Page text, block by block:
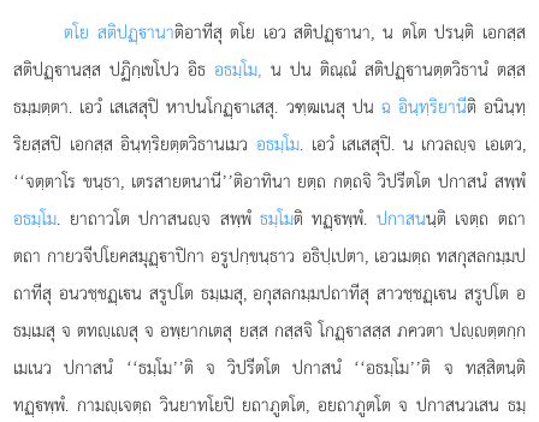
ตโย สติปฏฺานาติอาทีสุ ตโย เอว สติปฏฺานา, น ตโต ปรนฺติ เอกสฺส
สติปฏฺานสฺสปฏิกฺเขโปว อิธอธมฺโม, น ปน ติณฺณํ สติปฏฺานตฺตวิธานํ ตสฺส
ธมฺมตฺตา. เอวํ เสเสสุปิ หาปนโกฏฺาเสสุ. วฑฺฒเนสุ ปน ฉ อินฺทฺริยานีติ อนินฺทฺ
ริยสฺสปิ เอกสฺส อินฺทฺริยตฺตวิธานเมว อธมฺโม. เอวํ เสเสสุปิ. น เกวลฺจ เอเตว,
‘‘จตฺตาโร ขนฺธา, เตรสายตนานี’’ติอาทินา ยตฺถ กตฺถจิ วิปรีตโต ปกาสนํ สพฺพํ
อธมฺโม. ยาถาวโต ปกาสนฺจ สพฺพํ ธมฺโมติ ทฏฺพฺพํ. ปกาสนนฺติ เจตฺถ ตถา
ตถา กายวจีปโยคสมุฏฺาปิกา อรูปกฺขนฺธาว อธิปฺเปตา, เอวเมตฺถ ทสกุสลกมฺมป
ถาทีสุ อนวชฺชฏฺเน สรูปโต ธมฺเมสุ, อกุสลกมฺมปถาทีสุ สาวชฺชฏฺเน สรูปโต อ
ธมฺเมสุ จ ตทฺเสุ จ อพฺยากเตสุ ยสฺส กสฺสจิ โกฏฺาสสฺส ภควตา ปฺตฺตกฺก
เมเนว ปกาสนํ ‘‘ธมฺโม’’ติ จ วิปรีตโต ปกาสนํ ‘‘อธมฺโม’’ติ จ ทสฺสิตนฺติ
ทฏฺพฺพํ. กามฺเจตฺถ วินยาทโยปิ ยถาภูตโต, อยถาภูตโต จ ปกาสนวเสน ธมฺ